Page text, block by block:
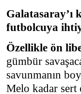
Galatasaray’ı
futbolcuya
Özellikle ön
gümbür
savunmanın
Melo kadar sert